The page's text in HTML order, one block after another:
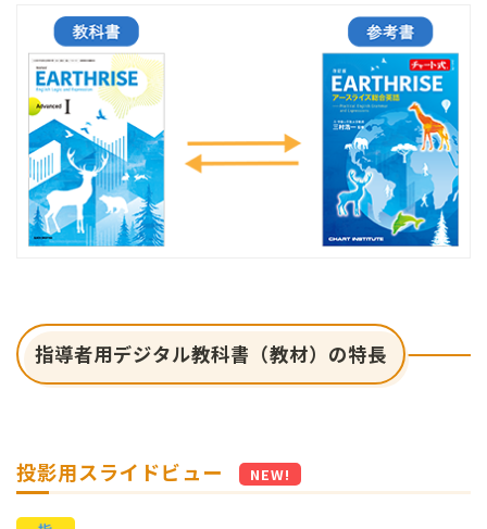
指導者用デジタル教科書（教材）の特長
投影用スライドビュー NEW!